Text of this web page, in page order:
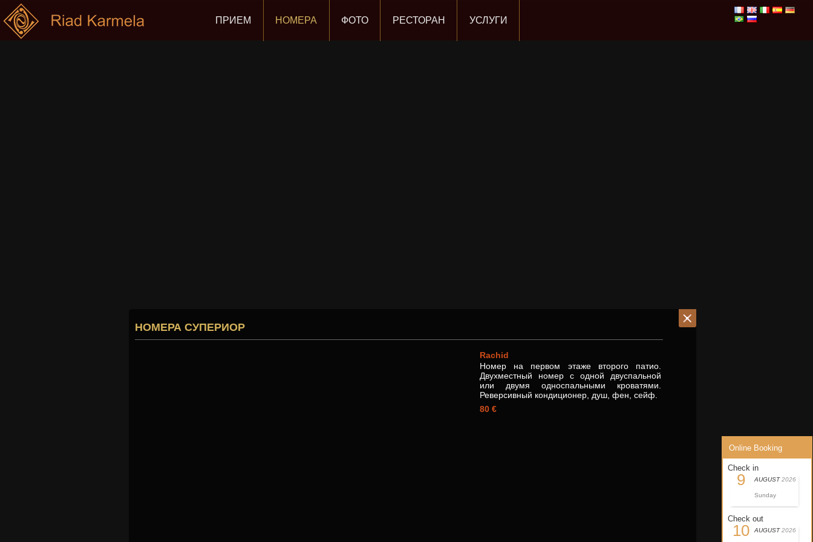
Online Booking
Check in
9 AUGUST 2026
Sunday
Check out
10 AUGUST 2026
ПРИЕМ НОМЕРА ФОТО РЕСТОРАН УСЛУГИ
НОМЕРА СУПЕРИОР
Rachid
Номер на первом этаже второго патио.
Двухместный номер с одной двуспальной
или двумя односпальными кроватями.
Реверсивный кондиционер, душ, фен, сейф.
80 €